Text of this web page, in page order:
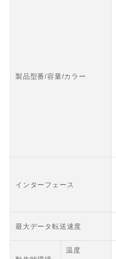
製品型番/容量/カラー
インターフェース
最大データ転送速度
温度